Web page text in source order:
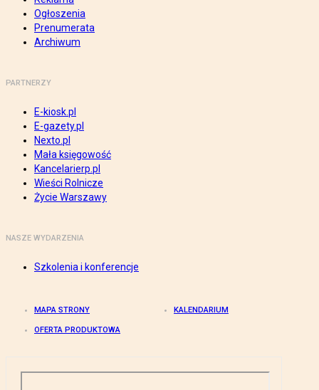
Ogłoszenia
Prenumerata
Archiwum
PARTNERZY
E-kiosk.pl
E-gazety.pl
Nexto.pl
Mała księgowość
Kancelarierp.pl
Wieści Rolnicze
Życie Warszawy
NASZE WYDARZENIA
Szkolenia i konferencje
MAPA STRONY KALENDARIUM
OFERTA PRODUKTOWA